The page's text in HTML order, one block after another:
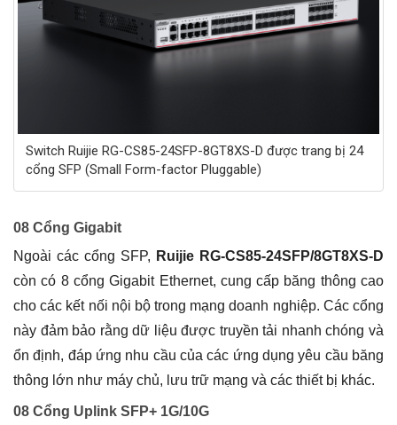
Switch Ruijie RG-CS85-24SFP-8GT8XS-D được trang bị 24
cổng SFP (Small Form-factor Pluggable)
08 Cổng Gigabit
Ngoài các cổng SFP, Ruijie RG-CS85-24SFP/8GT8XS-D
còn có 8 cổng Gigabit Ethernet, cung cấp băng thông cao
cho các kết nối nội bộ trong mạng doanh nghiệp. Các cổng
này đảm bảo rằng dữ liệu được truyền tải nhanh chóng và
ổn định, đáp ứng nhu cầu của các ứng dụng yêu cầu băng
thông lớn như máy chủ, lưu trữ mạng và các thiết bị khác.
08 Cổng Uplink SFP+ 1G/10G